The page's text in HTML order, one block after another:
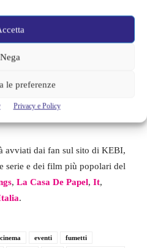
Nega
le preferenze
Privacy e Policy
avviati dai fan sul sito di KEBI,
serie e dei film più popolari del
, La Casa De Papel, It,
.
cinema eventi
fumetti